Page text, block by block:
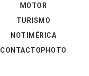
MOTOR
TURISMO
NOTIMÉRICA
CONTACTOPHOTO